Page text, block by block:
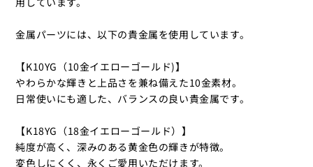
金属パーツには、以下の貴金属を使用しています。
【K10YG（10金イエローゴールド)】
やわらかな輝きと上品さを兼ね備えた10金素材。
日常使いにも適した、バランスの良い貴金属です。
【K18YG（18金イエローゴールド）】
純度が高く、深みのある黄金色の輝きが特徴。
変色しにくく、永くご愛用いただけます。